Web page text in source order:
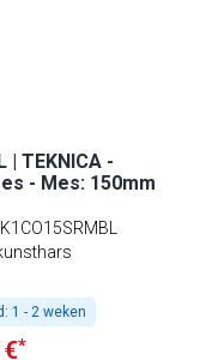
| TEKNICA -
- Mes: 150mm
1 - 2 weken
€*